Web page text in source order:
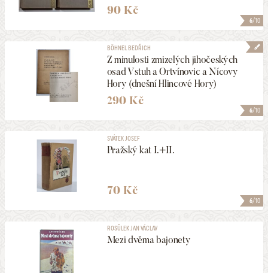
6/10
90 Kč
6/10
BÖHNEL BEDŘICH
Z minulosti zmizelých jihočeských
osad Vstuh a Ortvínovic a Nícovy
Hory (dnešní Hlincové Hory)
290 Kč
6/10
SVÁTEK JOSEF
Pražský kat I.+II.
70 Kč
ROSŮLEK JAN VÁCLAV
Mezi dvěma bajonety